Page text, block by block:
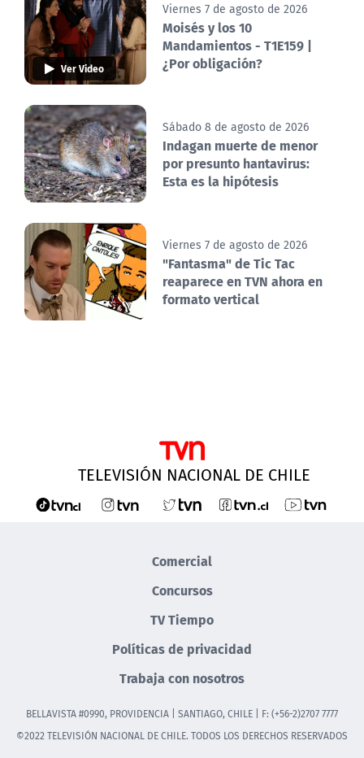
Ver Video
Viernes 7 de agosto de 2026
Moisés y los 10
Mandamientos - T1E159 |
¿Por obligación?
Sábado 8 de agosto de 2026
Indagan muerte de menor
por presunto hantavirus:
Esta es la hipótesis
Viernes 7 de agosto de 2026
"Fantasma" de Tic Tac
reaparece en TVN ahora en
formato vertical
TELEVISIÓN NACIONAL DE CHILE
Comercial
Concursos
TV Tiempo
Políticas de privacidad
Trabaja con nosotros
BELLAVISTA #0990, PROVIDENCIA | SANTIAGO, CHILE | F: (+56-2)2707 7777
©2022 TELEVISIÓN NACIONAL DE CHILE. TODOS LOS DERECHOS RESERVADOS